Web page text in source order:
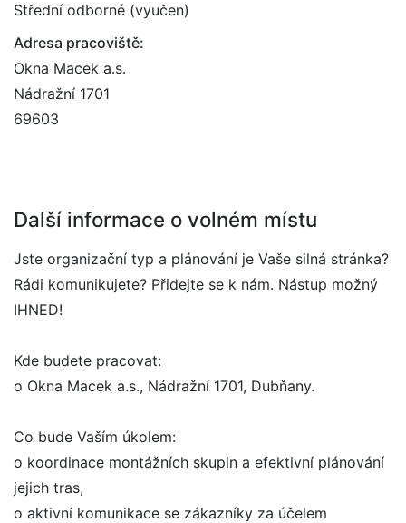
Střední odborné (vyučen)
Adresa pracoviště:
Okna Macek a.s.
Nádražní 1701
69603
Další informace o volném místu
Jste organizační typ a plánování je Vaše silná stránka?
Rádi komunikujete? Přidejte se k nám. Nástup možný
IHNED!
Kde budete pracovat:
o Okna Macek a.s., Nádražní 1701, Dubňany.
Co bude Vaším úkolem:
o koordinace montážních skupin a efektivní plánování
jejich tras,
o aktivní komunikace se zákazníky za účelem